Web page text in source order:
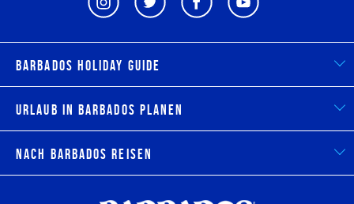
Barbados Holiday Guide
Urlaub in Barbados planen
Nach Barbados reisen